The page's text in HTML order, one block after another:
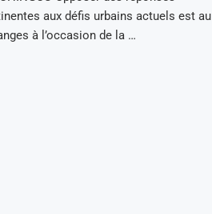
aux défis urbains actuels est au
à l’occasion de la …